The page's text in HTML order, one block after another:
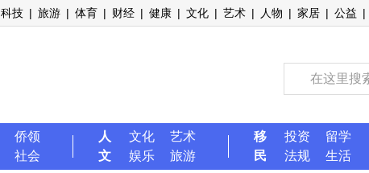
科技 | 旅游 | 体育 | 财经 | 健康 | 文化 | 艺术 | 人物 | 家居 | 公益 |
侨领
社会
人
文
文化
艺术
娱乐
旅游
移
民
投资
留学
法规
生活